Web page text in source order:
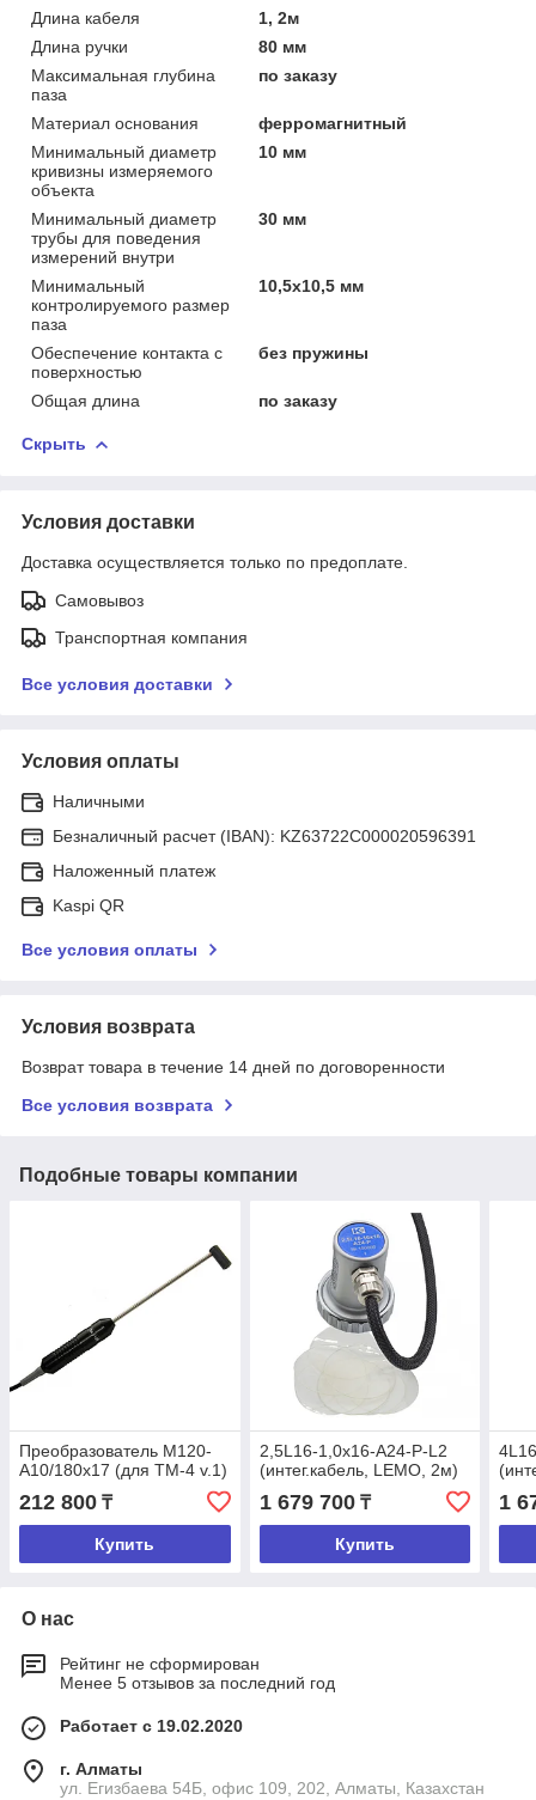
Длина кабеля
1, 2м
Длина ручки
80 мм
Максимальная глубина
паза
по заказу
Материал основания
ферромагнитный
Минимальный диаметр
кривизны измеряемого
объекта
10 мм
Минимальный диаметр
трубы для поведения
измерений внутри
30 мм
Минимальный
контролируемого размер
паза
10,5х10,5 мм
Обеспечение контакта с
поверхностью
без пружины
Общая длина по заказу
Скрыть
Условия доставки
Доставка осуществляется только по предоплате.
Самовывоз
Транспортная компания
Все условия доставки
Условия оплаты
Наличными
Безналичный расчет (IBAN): KZ63722C000020596391
Наложенный платеж
Kaspi QR
Все условия оплаты
Условия возврата
Возврат товара в течение 14 дней по договоренности
Все условия возврата
Подобные товары компании
Преобразователь М120-
A10/180x17 (для ТМ-4 v.1)
212 800 ₸
Купить
2,5L16-1,0x16-A24-P-L2
(интег.кабель, LEMO, 2м)
1 679 700₸
Купить
1
О нас
Рейтинг не сформирован
Менее 5 отзывов за последний год
Работает с 19.02.2020
г. Алматы
ул. Егизбаева 54Б, офис 109, 202, Алматы, Казахстан